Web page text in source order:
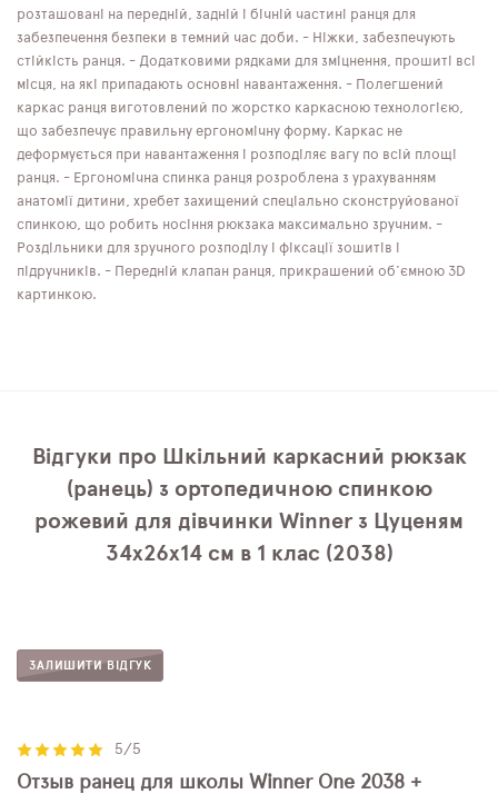
розташовані на передній, задній і бічній частині ранця для
забезпечення безпеки в темний час доби. - Ніжки, забезпечують
стійкість ранця. - Додатковими рядками для зміцнення, прошиті всі
місця, на які припадають основні навантаження. - Полегшений
каркас ранця виготовлений по жорстко каркасною технологією,
що забезпечує правильну ергономічну форму. Каркас не
деформується при навантаження і розподіляє вагу по всій площі
ранця. - Ергономічна спинка ранця розроблена з урахуванням
анатомії дитини, хребет захищений спеціально сконструйованої
спинкою, що робить носіння рюкзака максимально зручним. -
Роздільники для зручного розподілу і фіксації зошитів і
підручників. - Передній клапан ранця, прикрашений об'ємною 3D
картинкою.
Відгуки про Шкільний каркасний рюкзак
(ранець) з ортопедичною спинкою
рожевий для дівчинки Winner з Цуценям
34х26х14 см в 1 клас (2038)
ЗАЛИШИТИ ВІДГУК
5/5
Отзыв ранец для школы Winner One 2038 +